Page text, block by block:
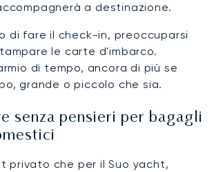
a destinazione.
di fare il check-in, preoccuparsi
le carte d'imbarco.
di tempo, ancora di più se
grande o piccolo che sia.
senza pensieri per bagagli
privato che per il Suo yacht,